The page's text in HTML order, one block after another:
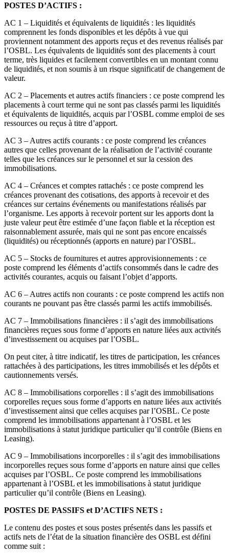
POSTES D’ACTIFS :
AC 1 – Liquidités et équivalents de liquidités : les liquidités
comprennent les fonds disponibles et les dépôts à vue qui
proviennent notamment des apports reçus et des revenus réalisés par
l’OSBL. Les équivalents de liquidités sont des placements à court
terme, très liquides et facilement convertibles en un montant connu
de liquidités, et non soumis à un risque significatif de changement de
valeur.
AC 2 – Placements et autres actifs financiers : ce poste comprend les
placements à court terme qui ne sont pas classés parmi les liquidités
et équivalents de liquidités, acquis par l’OSBL comme emploi de ses
ressources ou reçus à titre d’apport.
AC 3 – Autres actifs courants : ce poste comprend les créances
autres que celles provenant de la réalisation de l’activité courante
telles que les créances sur le personnel et sur la cession des
immobilisations.
AC 4 – Créances et comptes rattachés : ce poste comprend les
créances provenant des cotisations, des apports à recevoir et des
créances sur certains événements ou manifestations réalisés par
l’organisme. Les apports à recevoir portent sur les apports dont la
juste valeur peut être estimée d’une façon fiable et la réception est
raisonnablement assurée, mais qui ne sont pas encore encaissés
(liquidités) ou réceptionnés (apports en nature) par l’OSBL.
AC 5 – Stocks de fournitures et autres approvisionnements : ce
poste comprend les éléments d’actifs consommés dans le cadre des
activités courantes, acquis ou faisant l’objet d’apports.
AC 6 – Autres actifs non courants : ce poste comprend les actifs non
courants ne pouvant pas être classés parmi les actifs immobilisés.
AC 7 – Immobilisations financières : il s’agit des immobilisations
financières reçues sous forme d’apports en nature liées aux activités
d’investissement ou acquises par l’OSBL.
On peut citer, à titre indicatif, les titres de participation, les créances
rattachées à des participations, les titres immobilisés et les dépôts et
cautionnements versés.
AC 8 – Immobilisations corporelles : il s’agit des immobilisations
corporelles reçues sous forme d’apports en nature liées aux activités
d’investissement ainsi que celles acquises par l’OSBL. Ce poste
comprend les immobilisations appartenant à l’OSBL et les
immobilisations à statut juridique particulier qu’il contrôle (Biens en
Leasing).
AC 9 – Immobilisations incorporelles : il s’agit des immobilisations
incorporelles reçues sous forme d’apports en nature ainsi que celles
acquises par l’OSBL. Ce poste comprend les immobilisations
appartenant à l’OSBL et les immobilisations à statut juridique
particulier qu’il contrôle (Biens en Leasing).
POSTES DE PASSIFS et D’ACTIFS NETS :
Le contenu des postes et sous postes présentés dans les passifs et
actifs nets de l’état de la situation financière des OSBL est défini
comme suit :